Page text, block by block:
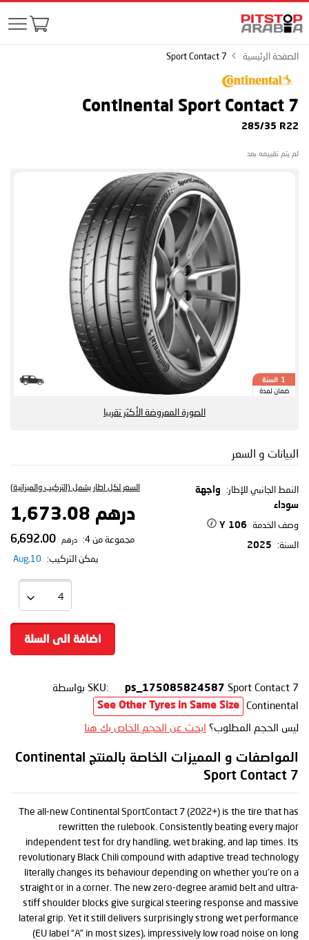
الصفحة الرئيسية Sport Contact 7
Continental Sport Contact 7
285/35 R22
لم يتم تقييمه بعد
1 السنة
ضمان لمدة
الصورة المعروضة الأكثر تقريبا
البيانات و السعر
النمط الجانبي للإطار:
واجهة
سوداء
وصف الخدمة 106 Y
السنة: 2025
السعر لكل اطار يشمل (التركيب والميزانية)
درهم 1,673.08
مجموعة من 4: درهم
يمكن التركيب: 10,Aug
اضافة الى السلة
SKU: ps_175085824587 Sport Contact 7
بواسطة
Continental
See Other Tyres in Same Size
ليس الحجم المطلوب؟ ابحث عن الحجم الخاص بك هنا
المواصفات و المميزات الخاصة بالمنتج Continental
Sport Contact 7
The all-new Continental SportContact 7 (2022+) is the tire that has
rewritten the rulebook. Consistently beating every major
independent test for dry handling, wet braking, and lap times. Its
revolutionary Black Chili compound with adaptive tread technology
literally changes its behaviour depending on whether you’re on a
straight or in a corner. The new zero-degree aramid belt and ultra-
stiff shoulder blocks give surgical steering response and massive
lateral grip. Yet it still delivers surprisingly strong wet performance
(EU label “A” in most sizes), impressively low road noise on long